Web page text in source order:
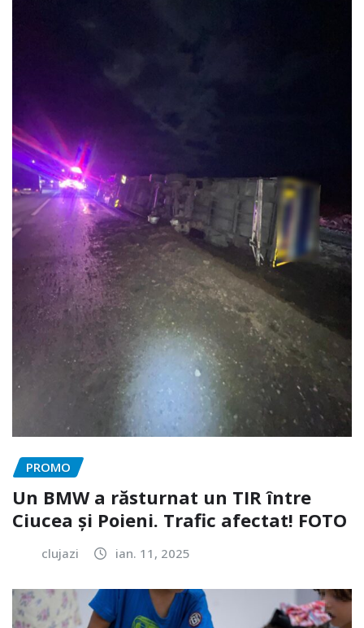
PROMO
Un BMW a răsturnat un TIR între
Ciucea și Poieni. Trafic afectat! FOTO
clujazi ian. 11, 2025